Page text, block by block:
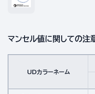
マンセル値に関しての注
UDカラーネーム